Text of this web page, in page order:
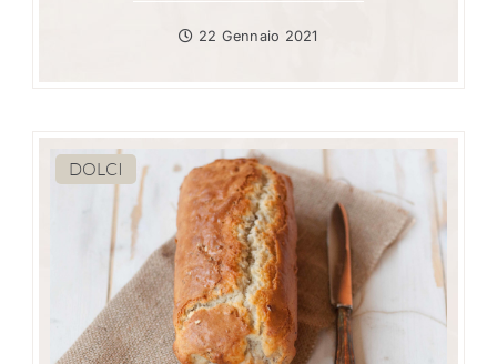
22 Gennaio 2021
DOLCI